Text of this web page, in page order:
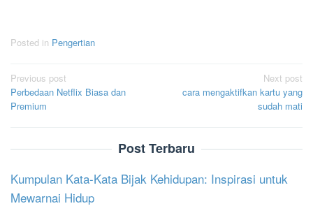
Posted in Pengertian
Post
navigation
Previous post
Perbedaan Netflix Biasa dan
Premium
Next post
cara mengaktifkan kartu yang
sudah mati
Post Terbaru
Kumpulan Kata-Kata Bijak Kehidupan: Inspirasi untuk
Mewarnai Hidup